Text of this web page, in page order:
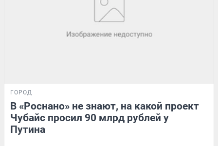
ГОРОД
В «Роснано» не знают, на какой проект
Чубайс просил 90 млрд рублей у
Путина